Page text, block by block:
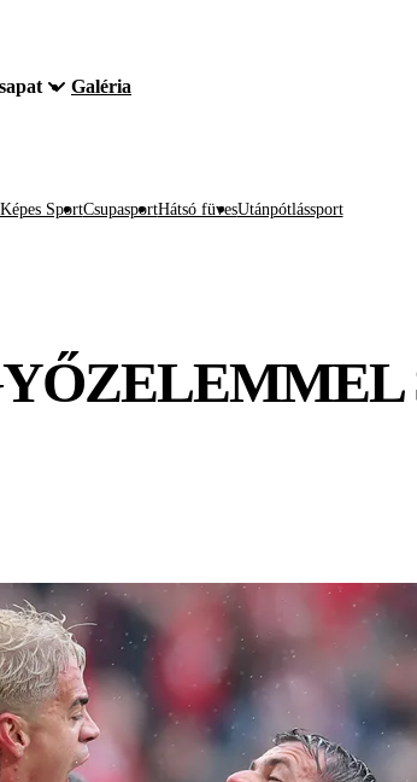
Galéria
Képes SportCsupasportHátsó füvesUtánpótlássport